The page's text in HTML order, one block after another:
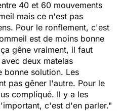
40 et 60 mouvements
mais ce n'est pas
Pour le ronflement, c'est
est de moins bonne
gêne vraiment, il faut
deux matelas
bonne solution. Les
pas gêner l'autre. Pour le
compliqué. Il y a les
c'est d'en parler."